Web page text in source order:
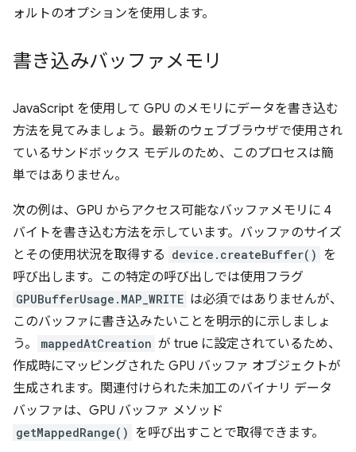
ォルトのオプションを使用します。
書き込みバッファメモリ
JavaScript を使用して GPU のメモリにデータを書き込む
方法を見てみましょう。最新のウェブブラウザで使用され
ているサンドボックス モデルのため、このプロセスは簡
単ではありません。
次の例は、GPU からアクセス可能なバッファメモリに 4
バイトを書き込む方法を示しています。バッファのサイズ
とその使用状況を取得する device.createBuffer() を
呼び出します。この特定の呼び出しでは使用フラグ
GPUBufferUsage.MAP_WRITE は必須ではありませんが、
このバッファに書き込みたいことを明示的に示しましょ
う。
mappedAtCreation が true に設定されているため、
作成時にマッピングされた GPU バッファ オブジェクトが
生成されます。関連付けられた未加工のバイナリ データ
バッファは、GPU バッファ メソッド
getMappedRange() を呼び出すことで取得できます。